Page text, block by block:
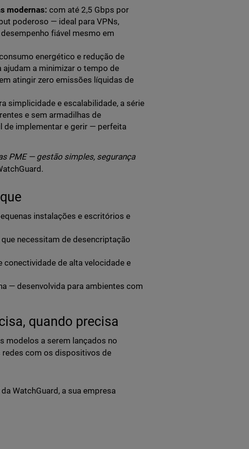
modernas: com até 2,5 Gbps por
poderoso — ideal para VPNs,
fiável mesmo em
energético e redução de
ajudam a minimizar o tempo de
atingir zero emissões líquidas de
simplicidade e escalabilidade, a série
e sem armadilhas de
de implementar e gerir — perfeita
PME — gestão simples, segurança
instalações e escritórios e
necessitam de desencriptação
de alta velocidade e
— desenvolvida para ambientes com
quando precisa
modelos a serem lançados no
redes com os dispositivos de
WatchGuard, a sua empresa